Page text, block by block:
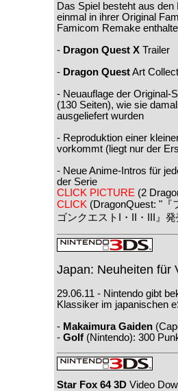
Das Spiel besteht aus
einmal in ihrer Original
Famicom Remake
- Dragon Quest X Trailer
- Dragon QuestArt
- Neuauflage der Original-
(130 Seiten), wie sie
ausgeliefert wurden
- Reproduktion einer
vorkommt (liegt nur der
- Neue Anime-Intros für
der Serie
CLICK PICTURE (2
CLICK (DragonQuest: "
ゴンクエストI・II・III』
Japan: Neuheiten für
29.06.11 - Nintendo gibt
Klassiker im japanischen
- Makaimura Gaiden
- Golf (Nintendo): 300
Star Fox 64 3D Video